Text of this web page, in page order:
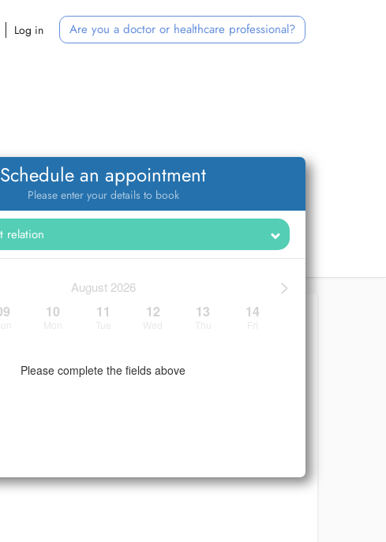
Log in Are you a doctor or healthcare professional?
Schedule an appointment
Please enter your details to book
>
August 2026
10 11 12 13 14
Please complete the fields above